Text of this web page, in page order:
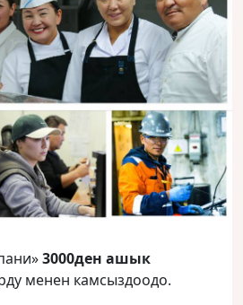
3000ден ашык
менен камсыздоодо.